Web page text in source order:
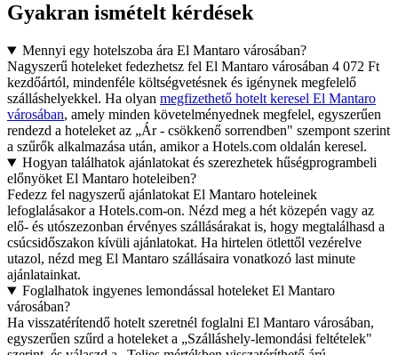
Gyakran ismételt kérdések
Mennyi egy hotelszoba ára El Mantaro városában?
Nagyszerű hoteleket fedezhetsz fel El Mantaro városában 4 072 Ft
kezdőártól, mindenféle költségvetésnek és igénynek megfelelő
szálláshelyekkel. Ha olyan megfizethető hotelt keresel El Mantaro
városában, amely minden követelményednek megfelel, egyszerűen
rendezd a hoteleket az „Ár - csökkenő sorrendben" szempont szerint
a szűrők alkalmazása után, amikor a Hotels.com oldalán keresel.
Hogyan találhatok ajánlatokat és szerezhetek hűségprogrambeli
előnyöket El Mantaro hoteleiben?
Fedezz fel nagyszerű ajánlatokat El Mantaro hoteleinek
lefoglalásakor a Hotels.com-on. Nézd meg a hét közepén vagy az
elő- és utószezonban érvényes szállásárakat is, hogy megtalálhasd a
csúcsidőszakon kívüli ajánlatokat. Ha hirtelen ötlettől vezérelve
utazol, nézd meg El Mantaro szállásaira vonatkozó last minute
ajánlatainkat.
Foglalhatok ingyenes lemondással hoteleket El Mantaro
városában?
Ha visszatérítendő hotelt szeretnél foglalni El Mantaro városában,
egyszerűen szűrd a hoteleket a „Szálláshely-lemondási feltételek"